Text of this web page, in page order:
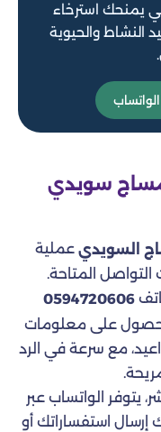
يمنحك استرخاء
النشاط والحيوية
الواتساب
مساج سويدي
السويدي عملية
المتاحة.
0594720606
على معلومات
مع سرعة في الرد
يتوفر الواتساب عبر
إرسال استفساراتك أو